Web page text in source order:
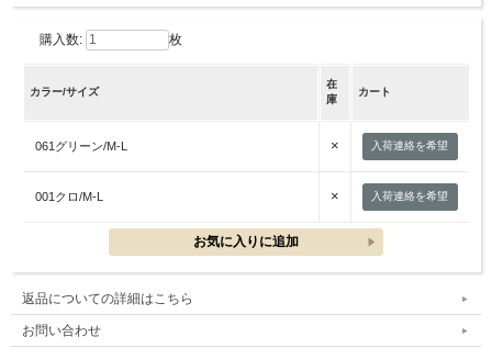
購入数: 枚
カラー/サイズ
在
庫
カート
061グリーン/M-L × 入荷連絡を希望
001クロ/M-L × 入荷連絡を希望
返品についての詳細はこちら
お問い合わせ